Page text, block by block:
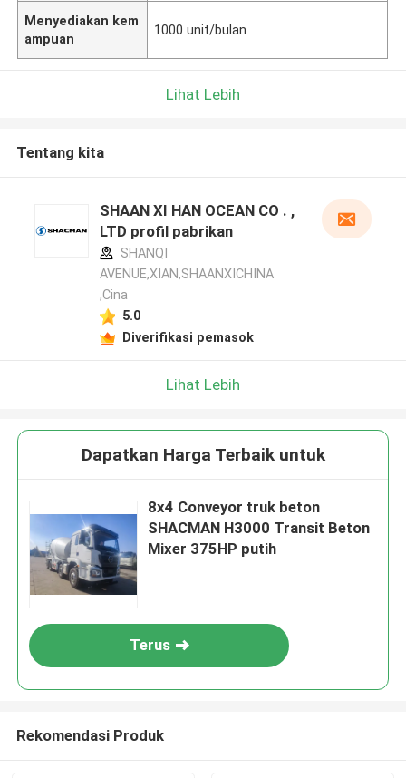
Menyediakan kem
ampuan
1000 unit/bulan
Lihat Lebih
Tentang kita
SHAAN XI HAN OCEAN CO . ,
LTD profil pabrikan
SHANQI
AVENUE,XIAN,SHAANXICHINA
,Cina
5.0
Diverifikasi pemasok
Lihat Lebih
Dapatkan Harga Terbaik untuk
8x4 Conveyor truk beton
SHACMAN H3000 Transit Beton
Mixer 375HP putih
Terus
Rekomendasi Produk